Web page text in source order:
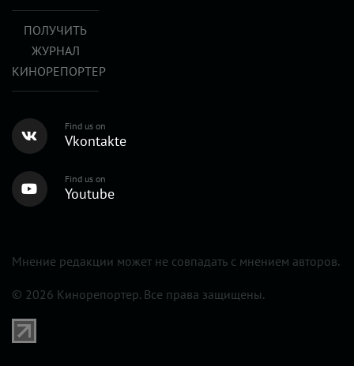
ПОЛУЧИТЬ
ЖУРНАЛ
КИНОРЕПОРТЕР
Find us on
Vkontakte
Find us on
Youtube
Мнение редакции может не совпадать с мнением авторов.
© 2026 Кинорепортер. Все права защищены.